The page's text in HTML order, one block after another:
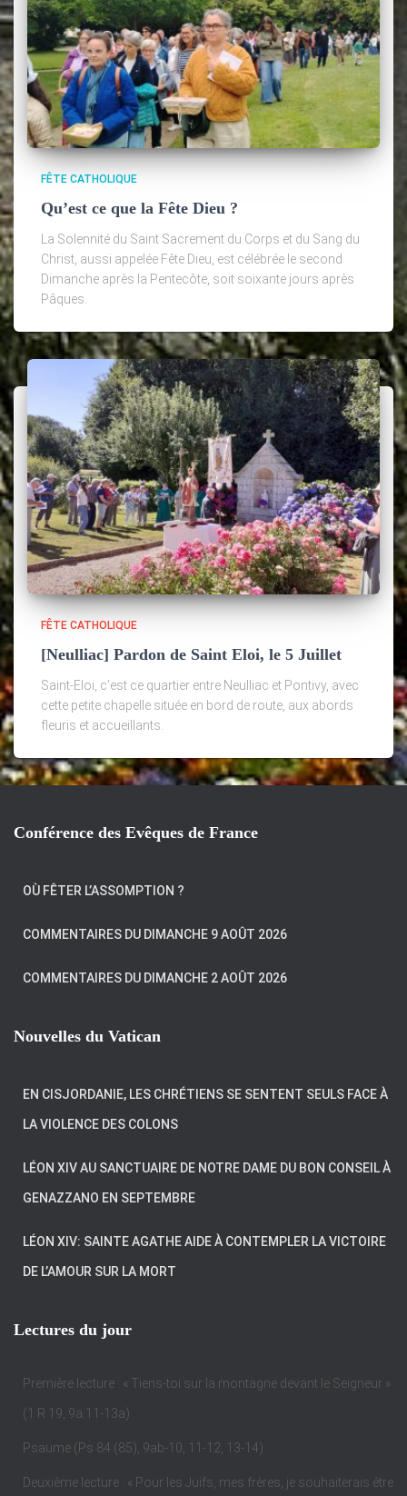
FÊTE CATHOLIQUE
Qu’est ce que la Fête Dieu ?
La Solennité du Saint Sacrement du Corps et du Sang du
Christ, aussi appelée Fête Dieu, est célébrée le second
Dimanche après la Pentecôte, soit soixante jours après
Pâques.
FÊTE CATHOLIQUE
[Neulliac] Pardon de Saint Eloi, le 5 Juillet
Saint-Eloi, c’est ce quartier entre Neulliac et Pontivy, avec
cette petite chapelle située en bord de route, aux abords
fleuris et accueillants.
Conférence des Evêques de France
OÙ FÊTER L’ASSOMPTION ?
COMMENTAIRES DU DIMANCHE 9 AOÛT 2026
COMMENTAIRES DU DIMANCHE 2 AOÛT 2026
Nouvelles du Vatican
EN CISJORDANIE, LES CHRÉTIENS SE SENTENT SEULS FACE À
LA VIOLENCE DES COLONS
LÉON XIV AU SANCTUAIRE DE NOTRE DAME DU BON CONSEIL À
GENAZZANO EN SEPTEMBRE
LÉON XIV: SAINTE AGATHE AIDE À CONTEMPLER LA VICTOIRE
DE L’AMOUR SUR LA MORT
Lectures du jour
Première lecture : « Tiens-toi sur la montagne devant le Seigneur »
(1 R 19, 9a.11-13a)
Psaume (Ps 84 (85), 9ab-10, 11-12, 13-14)
Deuxième lecture : « Pour les Juifs, mes frères, je souhaiterais être